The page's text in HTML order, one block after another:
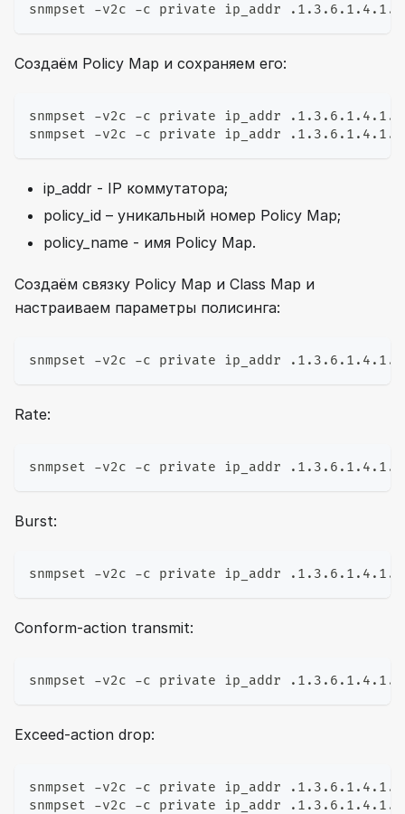
snmpset -v2c -c private ip_addr
Создаём Policy Map и сохраняем его:
snmpset -v2c -c private ip_addr
snmpset -v2c -c private ip_addr
ip_addr - IP коммутатора;
policy_id – уникальный номер Policy Map;
policy_name - имя Policy Map.
Создаём связку Policy Map и Class Map и
настраиваем параметры полисинга:
snmpset -v2c -c private ip_addr
Rate:
snmpset -v2c -c private ip_addr
Burst:
snmpset -v2c -c private ip_addr
Conform-action transmit:
snmpset -v2c -c private ip_addr
Exceed-action drop:
snmpset -v2c -c private ip_addr
snmpset -v2c -c private ip_addr